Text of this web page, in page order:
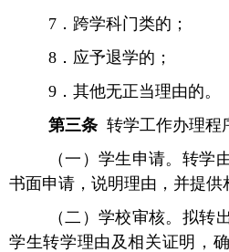
7．跨学科门类的；
8．应予退学的；
9．其他无正当理由的。
第三条 转学工作办理程
（一）学生申请。转学
书面申请，说明理由，并提供
（二）学校审核。拟转
学生转学理由及相关证明，